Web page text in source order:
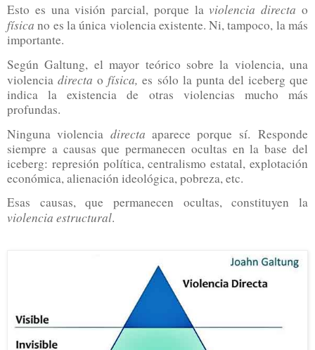
Esto es una visión parcial, porque laviolencia directa o
física no es la única violencia existente. Ni, tampoco, la más
importante.
Según Galtung, el mayor teórico sobre la violencia, una
violenciadirecta ofísica, es sólo la punta del iceberg que
indica la existencia de otras violencias mucho más
profundas.
Ninguna violencia directa aparece porque sí.Responde
siempre a causas que permanecen ocultas en la base del
iceberg: represión política, centralismo estatal, explotación
económica, alienación ideológica, pobreza, etc.
Esas causas, que permanecen ocultas, constituyen la
violencia estructural.